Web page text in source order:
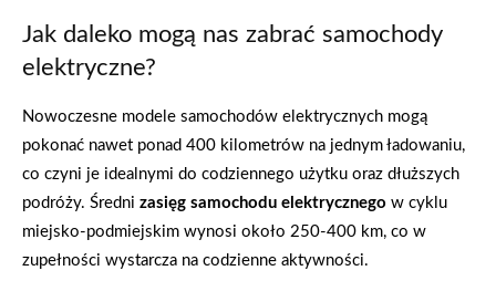
Jak daleko mogą nas zabrać samochody
elektryczne?
Nowoczesne modele samochodów elektrycznych mogą
pokonać nawet ponad 400 kilometrów na jednym ładowaniu,
co czyni je idealnymi do codziennego użytku oraz dłuższych
podróży. Średni zasięg samochodu elektrycznego w cyklu
miejsko-podmiejskim wynosi około 250-400 km, co w
zupełności wystarcza na codzienne aktywności.